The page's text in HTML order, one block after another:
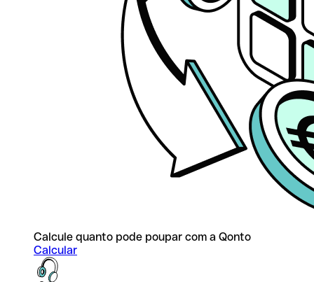
Calcule quanto pode poupar com a Qonto
Calcular